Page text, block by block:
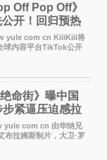
Off Pop Off》
开！回归预热
com cn KiiiKiii将
球内容平台TikTok公开
《WhyKiiiKiii》主打歌
战视频，率先公开部分
命街》曝中国
紧逼压迫感拉
com cn 由华纳兄
布拉姆斯制片，大卫·罗
巨星安妮·海瑟薇、伊万
年暑期惊悚恐龙大片《逃